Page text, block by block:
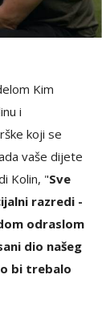
Kim
i
koji se
vaše dijete
Kolin, "Sve
razredi -
odraslom
dio našeg
bi trebalo